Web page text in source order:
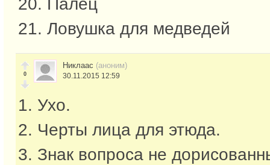
20. Палец
21. Ловушка для медведей
0
Никлаас (аноним)
30.11.2015 12:59
1. Ухо.
2. Черты лица для этюда.
3. Знак вопроса не